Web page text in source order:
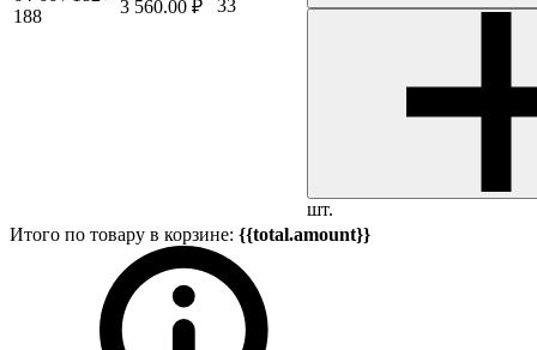
188
3 560.00 ₽ 33
шт.
Итого по товару в корзине: {{total.amount}}